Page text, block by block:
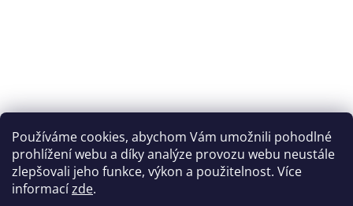
Používáme cookies, abychom Vám umožnili pohodlné
prohlížení webu a díky analýze provozu webu neustále
zlepšovali jeho funkce, výkon a použitelnost. Více
informacízde.
Katka Hromasová Foto